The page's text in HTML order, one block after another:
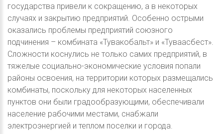
государства привели к сокращению, а в некоторых
случаях и закрытию предприятий. Особенно острыми
оказались проблемы предприятий союзного
подчинения – комбината «Тувакобальт» и «Туваасбест».
Сложности коснулись не только самих предприятий, в
тяжелые социально-экономические условия попали
районы освоения, на территории которых размещались
комбинаты, поскольку для некоторых населенных
пунктов они были градообразующими, обеспечивали
население рабочими местами, снабжали
электроэнергией и теплом поселки и города.